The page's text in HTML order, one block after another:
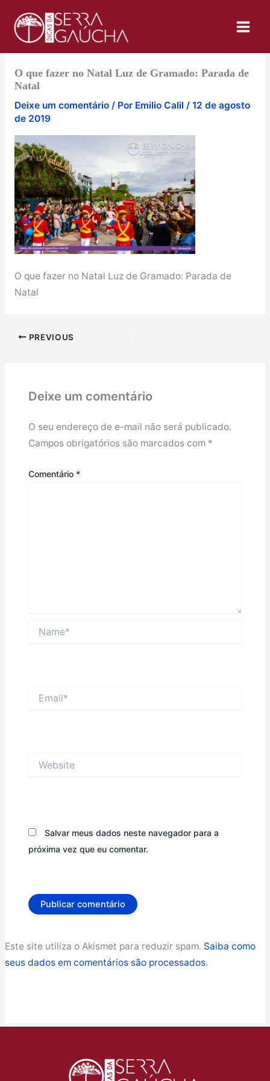
para
conteúdo
O que fazer no Natal Luz de Gramado: Parada de
Natal
Deixe um comentário / Por Emilio Calil / 12 de agosto
de 2019
O que fazer no Natal Luz de Gramado: Parada de
Natal
PREVIOUS
Deixe um comentário
O seu endereço de e-mail não será publicado.
Campos obrigatórios são marcados com *
Comentário *
Salvar meus dados neste navegador para a
próxima vez que eu comentar.
Este site utiliza o Akismet para reduzir spam. Saiba como
seus dados em comentários são processados.